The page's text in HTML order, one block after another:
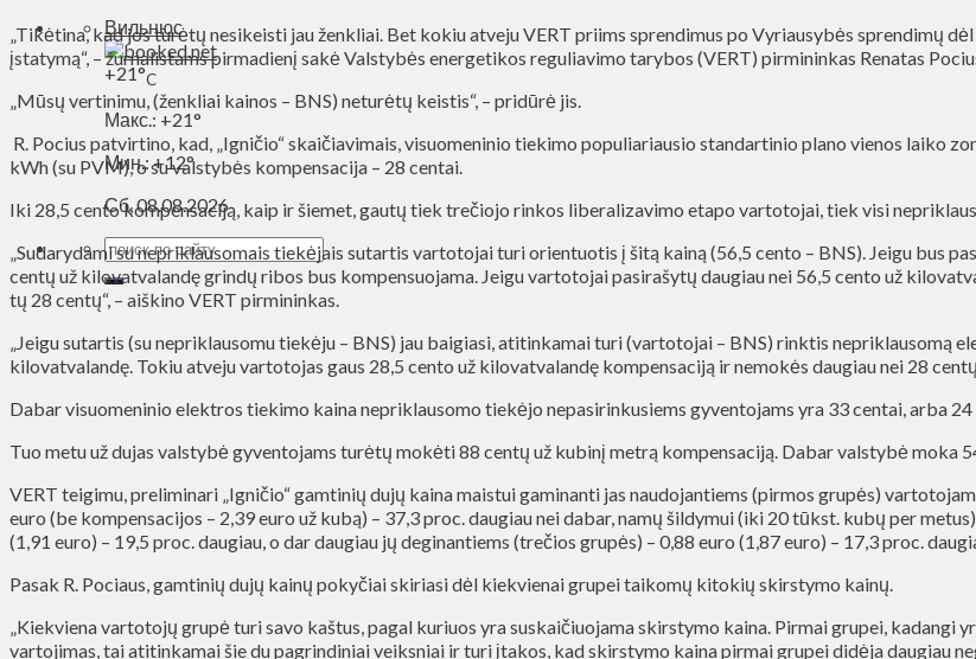
Вильнюс
+21°C
Макс.: +21°
Мин.:+12°
Сб, 08.08.2026
„Tikėtina, kad jos turėtų nesikeisti jau ženkliai. Bet kokiu atveju VERT priims sprendimus po Vyriausybės sprendimų
įstatymą“, – žurnalistams pirmadienį sakė Valstybės energetikos reguliavimo tarybos (VERT) pirmininkas Renatas
„Mūsų vertinimu, (ženkliai kainos – BNS) neturėtų keistis“, – pridūrė jis.
R. Pocius patvirtino, kad, „Igničio“ skaičiavimais, visuomeninio tiekimo populiariausio standartinio plano vienos laiko
kWh (su PVM), o su valstybės kompensacija – 28 centai.
Iki 28,5 cento kompensaciją, kaip ir šiemet, gautų tiek trečiojo rinkos liberalizavimo etapo vartotojai, tiek visi
„Sudarydami su nepriklausomais tiekėjais sutartis vartotojai turi orientuotis į šitą kainą (56,5 cento – BNS). Jeigu bus
centų už kilovatvalandę grindų ribos bus kompensuojama. Jeigu vartotojai pasirašytų daugiau nei 56,5 cento už
tų 28 centų“, – aiškino VERT pirmininkas.
„Jeigu sutartis (su nepriklausomu tiekėju – BNS) jau baigiasi, atitinkamai turi (vartotojai – BNS) rinktis nepriklausomą
kilovatvalandę. Tokiu atveju vartotojas gaus 28,5 cento už kilovatvalandę kompensaciją ir nemokės daugiau nei 28
Dabar visuomeninio elektros tiekimo kaina nepriklausomo tiekėjo nepasirinkusiems gyventojams yra 33 centai, arba
Tuo metu už dujas valstybė gyventojams turėtų mokėti 88 centų už kubinį metrą kompensaciją. Dabar valstybė moka
VERT teigimu, preliminari „Igničio“ gamtinių dujų kaina maistui gaminanti jas naudojantiems (pirmos grupės)
euro (be kompensacijos – 2,39 euro už kubą) – 37,3 proc. daugiau nei dabar, namų šildymui (iki 20 tūkst. kubų per
(1,91 euro) – 19,5 proc. daugiau, o dar daugiau jų deginantiems (trečios grupės) – 0,88 euro (1,87 euro) – 17,3 proc.
Pasak R. Pociaus, gamtinių dujų kainų pokyčiai skiriasi dėl kiekvienai grupei taikomų kitokių skirstymo kainų.
„Kiekviena vartotojų grupė turi savo kaštus, pagal kuriuos yra suskaičiuojama skirstymo kaina. Pirmai grupei, kadangi
vartojimas, tai atitinkamai šie du pagrindiniai veiksniai ir turi įtakos, kad skirstymo kaina pirmai grupei didėja daugiau